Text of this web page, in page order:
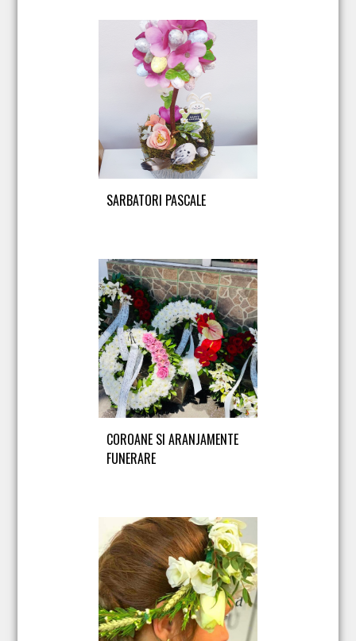
SARBATORI PASCALE
COROANE SI ARANJAMENTE
FUNERARE